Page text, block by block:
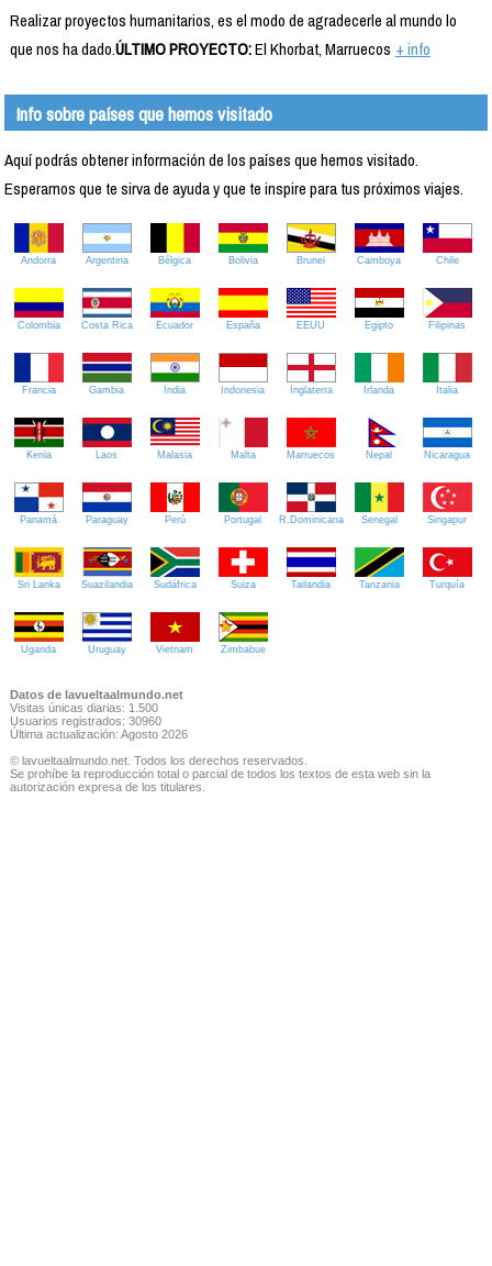
Realizar proyectos humanitarios, es el modo de agradecerle al mundo lo
que nos ha dado.ÚLTIMO PROYECTO:El Khorbat, Marruecos + info
Info sobre países que hemos visitado
Aquí podrás obtener información de los países que hemos visitado.
Esperamos que te sirva de ayuda y que te inspire para tus próximos viajes.
Andorra Argentina Bélgica Bolivia Brunei Camboya Chile
Colombia Costa Rica Ecuador España EEUU Egipto Filipinas
Francia Gambia India Indonesia Inglaterra Irlanda Italia
Kenia Laos Malasia Malta Marruecos Nepal Nicaragua
Panamá Paraguay Perú Portugal R.Dominicana Senegal Singapur
Sri Lanka Suazilandia Sudáfrica Suiza Tailandia Tanzania Turquía
Uganda Uruguay Vietnam Zimbabue
Datos de lavueltaalmundo.net
Visitas únicas diarias: 1.500
Usuarios registrados: 30960
Última actualización: Agosto 2026
© lavueltaalmundo.net. Todos los derechos reservados.
Se prohíbe la reproducción total o parcial de todos los textos de esta web sin la
autorización expresa de los titulares.